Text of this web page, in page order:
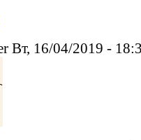
Вт, 16/04/2019 -